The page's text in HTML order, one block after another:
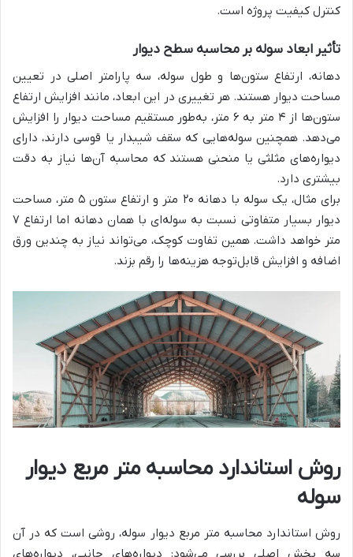
کنترل کیفیت پروژه است.
تأثیر ابعاد سوله بر محاسبه سطح دیوار
دهانه، ارتفاع ستون‌ها و طول سوله، سه پارامتر اصلی در تعیین
مساحت دیوار هستند. هر تغییری در این ابعاد، مانند افزایش ارتفاع
ستون‌ها از ۴ متر به ۶ متر، به‌طور مستقیم مساحت دیوار را افزایش
می‌دهد. همچنین سوله‌هایی که سقف شیبدار یا قوسی دارند، دارای
دیواره‌های مثلثی یا منحنی هستند که محاسبه آن‌ها نیاز به دقت
بیشتری دارد.
برای مثال، یک سوله با دهانه ۲۰ متر و ارتفاع ستون ۵ متر، مساحت
دیوار بسیار متفاوتی نسبت به سوله‌ای با همان دهانه اما ارتفاع ۷
متر خواهد داشت. همین تفاوت کوچک، می‌تواند نیاز به چندین ورق
اضافه و افزایش قابل‌توجه هزینه‌ها را رقم بزند.
روش استاندارد محاسبه متر مربع دیوار
سوله
روش استاندارد محاسبه متر مربع دیوار سوله، روشی است که در آن